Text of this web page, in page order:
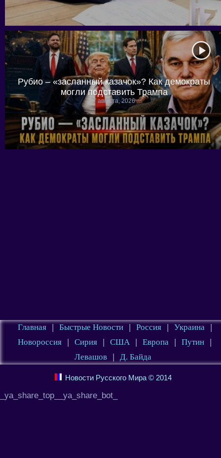
Рубио – «засланный казачок»? Как демократы
могли подставить Трампа
7 августа, 2026
Главная | Быстрые Новости | Россия | Украина
|
Новороссия
| Сирия | США | Европа | Путин
|
Левашов
| Д. Байда
Новости Русского Мира © 2014
_ya_share_top__ya_share_bot_